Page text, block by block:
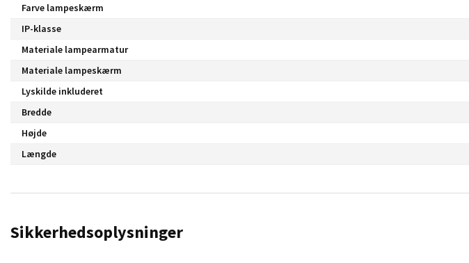
Farve lampeskærm
IP-klasse
Materiale lampearmatur
Materiale lampeskærm
Lyskilde inkluderet
Bredde
Højde
Længde
Sikkerhedsoplysninger